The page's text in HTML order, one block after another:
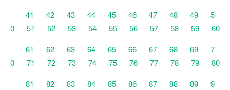
41
42 43 44 45 46 47 48 49
5
0
51 52 53 54 55 56 57 58 59
60
61
62 63 64 65 66 67 68 69
7
0
71 72 73 74 75 76 77 78 79
80
81
82 83 84 85 86 87 88 89
9